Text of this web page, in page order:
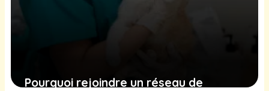
Pourquoi rejoindre un réseau de